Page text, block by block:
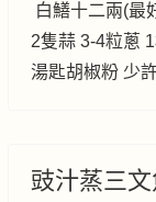
白鱔十二兩(最
2隻蒜 3-4粒蔥
湯匙胡椒粉 少
豉汁蒸三